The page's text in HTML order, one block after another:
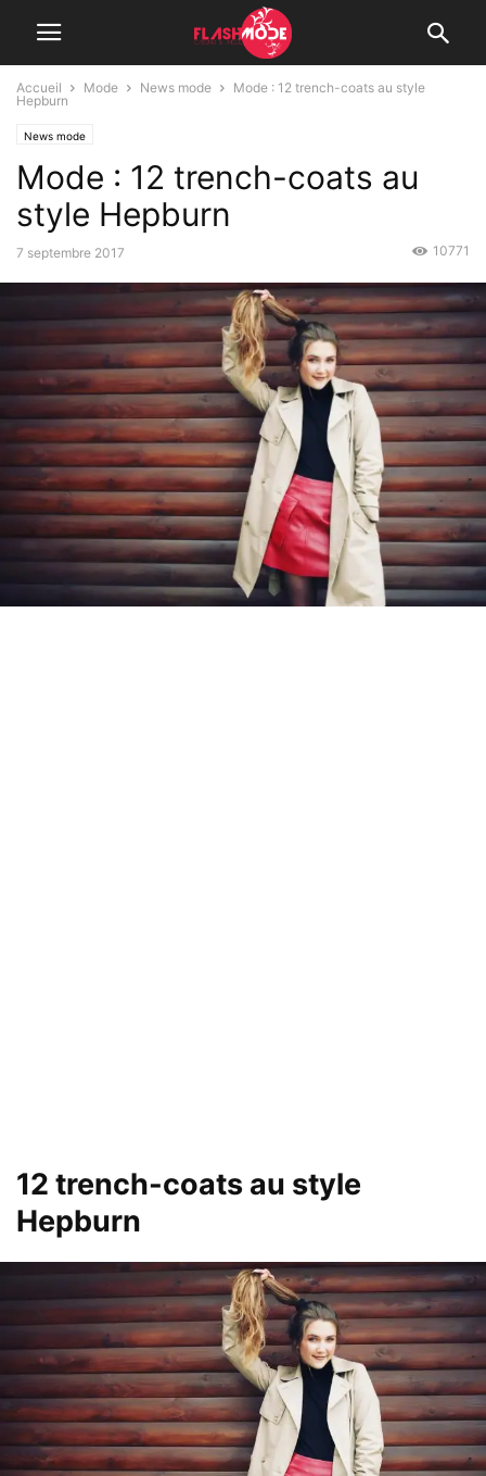
Accueil Mode News mode
Mode : 12 trench-coats au style
Hepburn
News mode
Mode : 12 trench-coats au
style Hepburn
7 septembre 2017 10771
12 trench-coats au style
Hepburn